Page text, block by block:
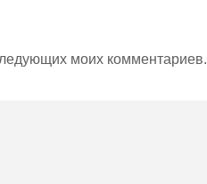
моих комментариев.